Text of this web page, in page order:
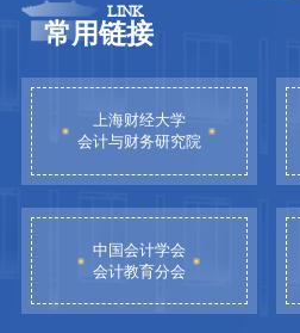
LINK
常用链接
上海财经大学
会计与财务研究院
中国会计学会
会计教育分会